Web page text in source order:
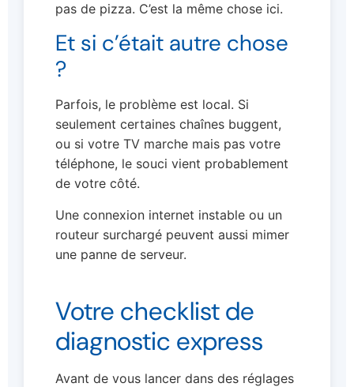
pas de pizza. C’est la même chose ici.
Et si c’était autre chose
?
Parfois, le problème est local. Si
seulement certaines chaînes buggent,
ou si votre TV marche mais pas votre
téléphone, le souci vient probablement
de votre côté.
Une connexion internet instable ou un
routeur surchargé peuvent aussi mimer
une panne de serveur.
Votre checklist de
diagnostic express
Avant de vous lancer dans des réglages